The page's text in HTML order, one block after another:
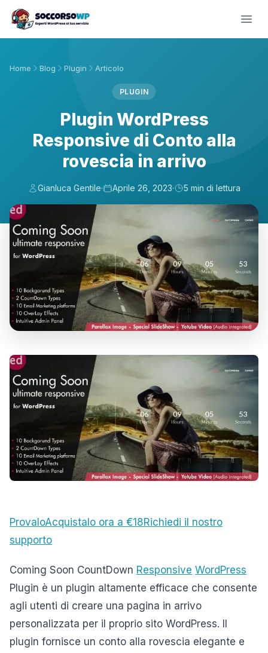
Home Blog Plugin Articolo
PLUGIN
Plugin WordPress
Responsive di Conto alla
rovescia in arrivo
Gianluca Gentile· Aprile 26, 2023· 5 min di lettura
ProvaloAcquistalo ora a €18Richiedi il nostro
supporto
Coming Soon CountDown Responsive WordPress
Plugin è un plugin altamente efficace che consente
agli utenti di creare una pagina in arrivo
personalizzata per il proprio sito WordPress. Il
plugin fornisce un conto alla rovescia elegante e